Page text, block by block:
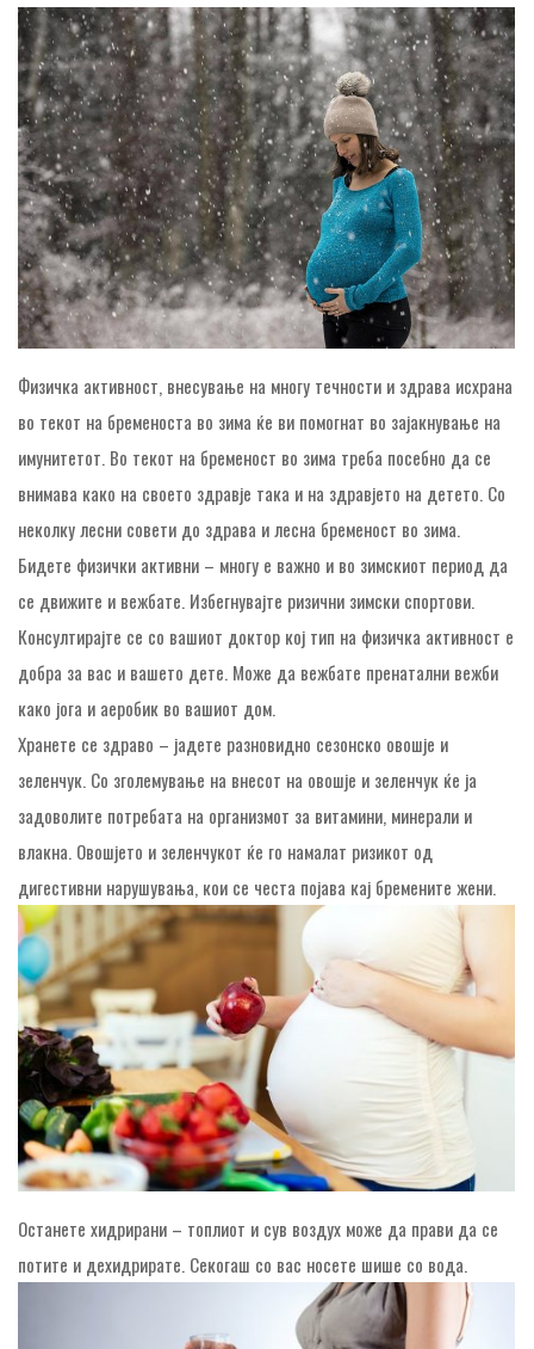
Физичка активност, внесување на многу течности и здрава исхрана
во текот на бременоста во зима ќе ви помогнат во зајакнување на
имунитетот. Во текот на бременост во зима треба посебно да се
внимава како на своето здравје така и на здравјето на детето. Со
неколку лесни совети до здрава и лесна бременост во зима.
Бидете физички активни – многу е важно и во зимскиот период да
се движите и вежбате. Избегнувајте ризични зимски спортови.
Консултирајте се со вашиот доктор кој тип на физичка активност е
добра за вас и вашето дете. Може да вежбате пренатални вежби
како јога и аеробик во вашиот дом.
Хранете се здраво – јадете разновидно сезонско овошје и
зеленчук. Со зголемување на внесот на овошје и зеленчук ќе ја
задоволите потребата на организмот за витамини, минерали и
влакна. Овошјето и зеленчукот ќе го намалат ризикот од
дигестивни нарушувања, кои се честа појава кај бремените жени.
Останете хидрирани – топлиот и сув воздух може да прави да се
потите и дехидрирате. Секогаш со вас носете шише со вода.